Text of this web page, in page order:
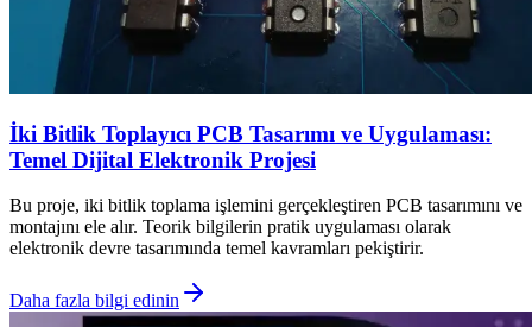
İki Bitlik Toplayıcı PCB Tasarımı ve Uygulaması:
Temel Dijital Elektronik Projesi
Bu proje, iki bitlik toplama işlemini gerçekleştiren PCB tasarımını ve
montajını ele alır. Teorik bilgilerin pratik uygulaması olarak
elektronik devre tasarımında temel kavramları pekiştirir.
Daha fazla bilgi edinin